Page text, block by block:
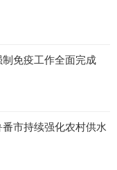
免疫工作全面完成
番市持续强化农村供水